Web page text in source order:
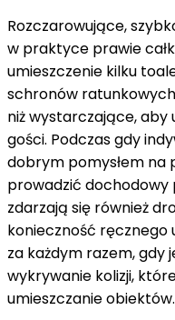
Rozczarowujące,
w praktyce prawie
umieszczenie kilku
schronów
niż wystarczające, aby
gości. Podczas gdy
dobrym pomysłem na
prowadzić dochodowy
zdarzają się również
konieczność ręcznego
za każdym razem, gdy
wykrywanie kolizji,
umieszczanie obiektów.